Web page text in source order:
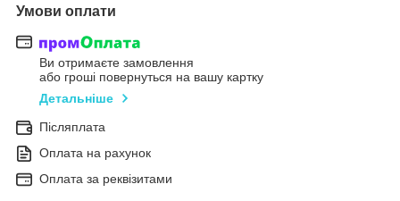
Умови оплати
Ви отримаєте замовлення
або гроші повернуться на вашу картку
Детальніше
Післяплата
Оплата на рахунок
Оплата за реквізитами